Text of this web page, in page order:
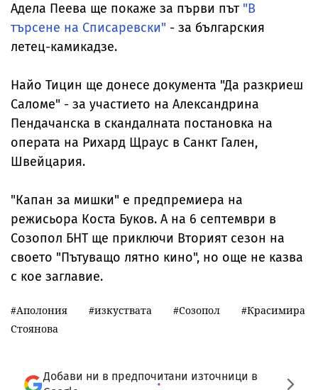
Адела Пеева ще покаже за първи път "В
търсене на Списаревски" - за българския
летец-камикадзе.
Найо Тицин ще донесе документа "Да разкриеш
Саломе" - за участието на Александрина
Пендачанска в скандалната постановка на
операта на Рихард Щраус в Санкт Гален,
Швейцария.
"Капан за мишки" е предпремиера на
режисьора Коста Буков. А на 6 септември в
Созопол БНТ ще приключи Вторият сезон на
своето "Пътуващо лятно кино", но още не казва
с кое заглавие.
Аполония изкуствата Созопол
Красимира
Стоянова
Добави ни в предпочитани източници в